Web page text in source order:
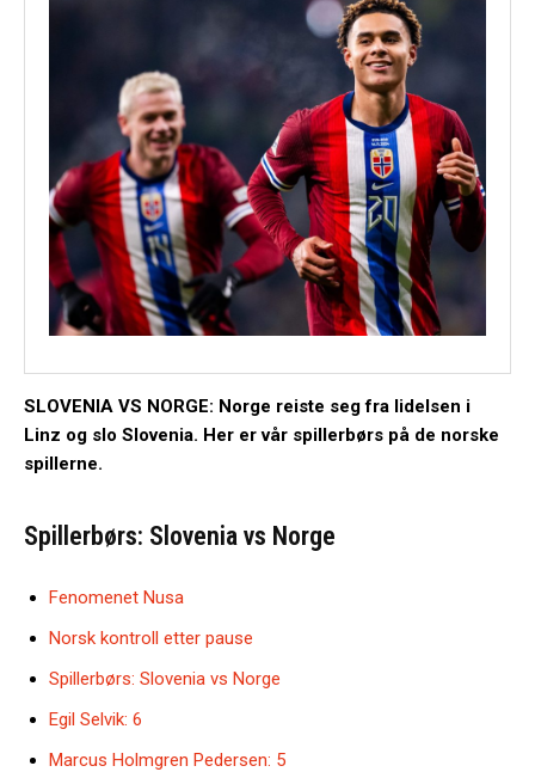
SLOVENIA VS NORGE: Norge reiste seg fra lidelsen i
Linz og slo Slovenia. Her er vår spillerbørs på de norske
spillerne.
Spillerbørs: Slovenia vs Norge
Fenomenet Nusa
Norsk kontroll etter pause
Spillerbørs: Slovenia vs Norge
Egil Selvik: 6
Marcus Holmgren Pedersen: 5